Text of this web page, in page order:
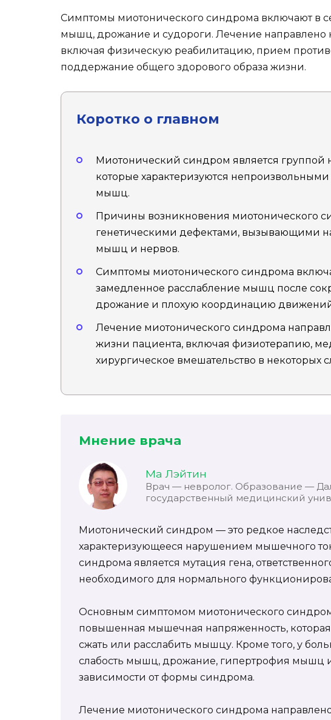
Симптомы миотонического синдрома включают в
мышц, дрожание и судороги. Лечение направлено
включая физическую реабилитацию, прием
поддержание общего здорового образа жизни.
Коротко о главном
Миотонический синдром является группой
которые характеризуются
мышц.
Причины возникновения миотонического
генетическими дефектами, вызывающими
мышц и нервов.
Симптомы миотонического синдрома
замедленное расслабление мышц после
дрожание и плохую координацию
Лечение миотонического синдрома
жизни пациента, включая физиотерапию,
хирургическое вмешательство в некоторых
Мнение врача
Ма Лэйтин
Врач — невролог. Образование —
государственный медицинский
Миотонический синдром — это редкое
характеризующееся нарушением мышечного
синдрома является мутация гена,
необходимого для нормального
Основным симптомом миотонического
повышенная мышечная напряженность,
сжать или расслабить мышцу. Кроме того, у
слабость мышц, дрожание, гипертрофия мышц
зависимости от формы синдрома.
Лечение миотонического синдрома